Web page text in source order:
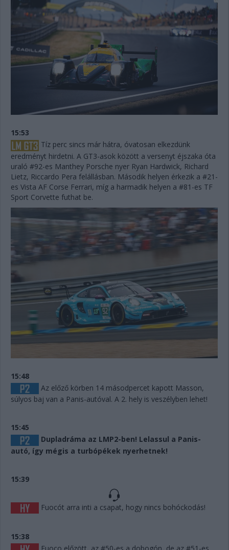
15:53
Tíz perc sincs már hátra, óvatosan elkezdünk
eredményt hirdetni. A GT3-asok között a versenyt éjszaka óta
uraló #92-es Manthey Porsche nyer Ryan Hardwick, Richard
Lietz, Riccardo Pera felállásban. Második helyen érkezik a #21-
es Vista AF Corse Ferrari, míg a harmadik helyen a #81-es TF
Sport Corvette futhat be.
15:48
Az előző körben 14 másodpercet kapott Masson,
súlyos baj van a Panis-autóval. A 2. hely is veszélyben lehet!
15:45
Dupladráma az LMP2-ben! Lelassul a Panis-
autó, így mégis a turbópékek nyerhetnek!
15:39
Fuocót arra inti a csapat, hogy nincs bohóckodás!
15:38